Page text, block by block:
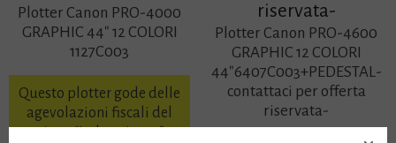
Plotter Canon PRO-4000
GRAPHIC 44″ 12 COLORI
1127C003
Questo plotter gode delle
agevolazioni fiscali del
piano “Industria 4.0”
riservata-
Plotter Canon PRO-4600
GRAPHIC 12 COLORI
44″6407C003+PEDESTAL-
contattaci per offerta
riservata-